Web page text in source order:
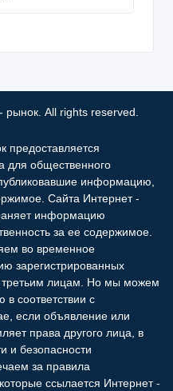
рынок. All rights reserved.
для общественного
информацию,
Сайта Интернет -
информацию
за ее содержимое.
во временное
зарегистрированных
третьим лицам. Но мы можем
соответствии с
если объявление или
права другого лица, в
и безопасности
за правила
ссылается Интернет -